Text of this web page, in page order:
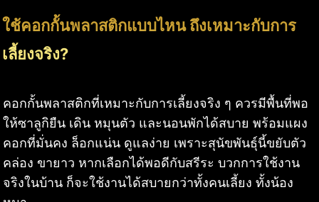
ใช้คอกกั้นพลาสติกแบบไหน ถึงเหมาะกับการ
เลี้ยงจริง?
คอกกั้นพลาสติกที่เหมาะกับการเลี้ยงจริง ๆ ควรมีพื้นที่พอ
ให้ซาลูกิยืน เดิน หมุนตัว และนอนพักได้สบาย พร้อมแผง
คอกที่มั่นคง ล็อกแน่น ดูแลง่าย เพราะสุนัขพันธุ์นี้ขยับตัว
คล่อง ขายาว หากเลือกได้พอดีกับสรีระ บวกการใช้งาน
จริงในบ้าน ก็จะใช้งานได้สบายกว่าทั้งคนเลี้ยง ทั้งน้อง